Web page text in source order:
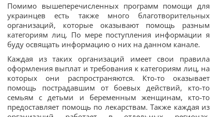
Помимо вышеперечисленных программ помощи для
украинцев есть также много благотворительных
организаций, которые оказывают помощь разным
категориям лиц. По мере поступления информации я
буду освящать информацию о них на данном канале.
Каждая из таких организаций имеет свои правила
оформления выплат и требования к категориям лиц, на
которых они распространяются. Кто-то оказывает
помощь пострадавшим от боевых действий, кто-то
семьям с детьми и беременным женщинам, кто-то
предоставляет помощь по лекарствам. Также каждая из